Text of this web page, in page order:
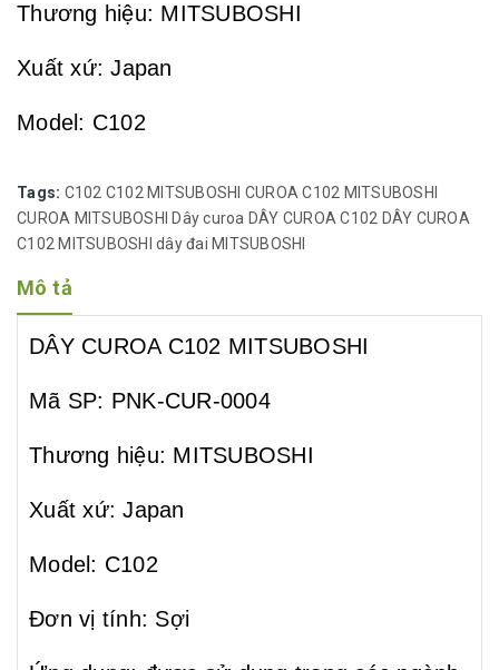
Thương hiệu: MITSUBOSHI
Xuất xứ: Japan
Model: C102
Ứng dụng: được sử dụng trong các ngành
súc, xay...
Tags: C102 C102 MITSUBOSHI CUROA C102 MITSUBOSHI
CUROA MITSUBOSHI
Dây curoa DÂY CUROA C102 DÂY CUROA
C102 MITSUBOSHI dây đai MITSUBOSHI
Mô tả
DÂY CUROA C102 MITSUBOSHI
Mã SP: PNK-CUR-0004
Thương hiệu: MITSUBOSHI
Xuất xứ: Japan
Model: C102
Đơn vị tính: Sợi